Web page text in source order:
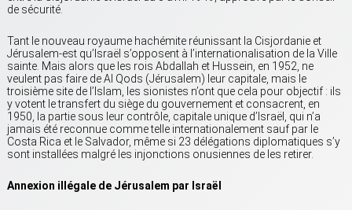
de sécurité.
Tant le nouveau royaume hachémite réunissant la Cisjordanie et
Jérusalem-est qu’Israël s’opposent à l’internationalisation de la Ville
sainte. Mais alors que les rois Abdallah et Hussein, en 1952, ne
veulent pas faire de Al Qods (Jérusalem) leur capitale, mais le
troisième site de l’Islam, les sionistes n’ont que cela pour objectif : ils
y votent le transfert du siège du gouvernement et consacrent, en
1950, la partie sous leur contrôle, capitale unique d’Israël, qui n’a
jamais été reconnue comme telle internationalement sauf par le
Costa Rica et le Salvador, même si 23 délégations diplomatiques s’y
sont installées malgré les injonctions onusiennes de les retirer.
Annexion illégale de Jérusalem par Israël